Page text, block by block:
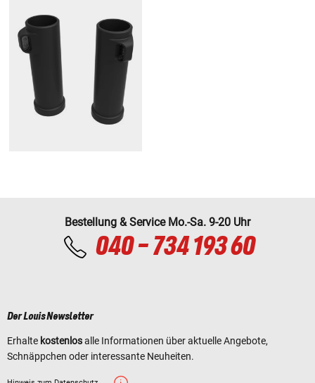
Bestellung & Service Mo.-Sa. 9-20 Uhr
040 - 734 193 60
Der Louis Newsletter
Erhalte kostenlosalle Informationen über aktuelle Angebote,
Schnäppchen oder interessante Neuheiten.